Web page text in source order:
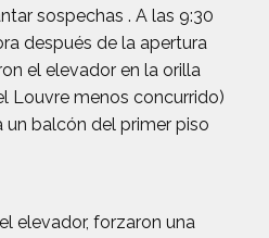
sospechas . A las 9:30
después de la apertura
el elevador en la orilla
Louvre menos concurrido)
balcón del primer piso
elevador, forzaron una